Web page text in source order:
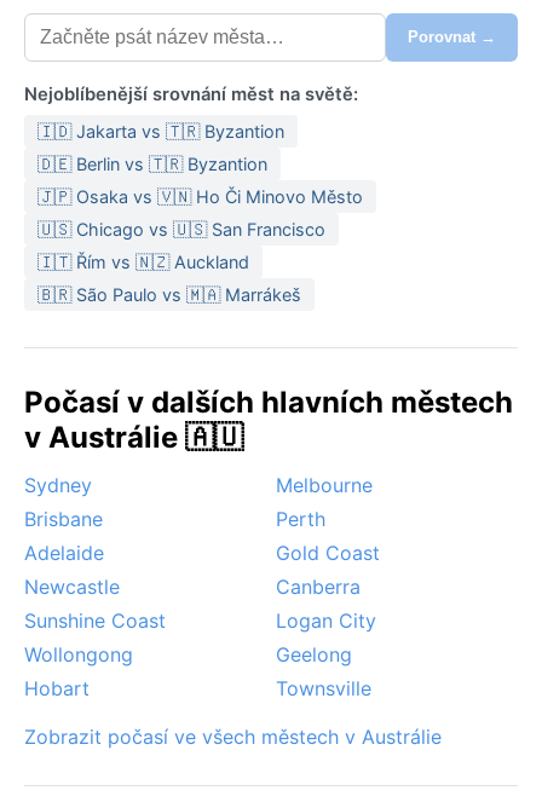
Porovnat →
Nejoblíbenější srovnání měst na světě:
🇮🇩 Jakarta vs 🇹🇷 Byzantion
🇩🇪 Berlin vs 🇹🇷 Byzantion
🇯🇵 Osaka vs 🇻🇳 Ho Či Minovo Město
🇺🇸 Chicago vs 🇺🇸 San Francisco
🇮🇹 Řím vs 🇳🇿 Auckland
🇧🇷 São Paulo vs 🇲🇦 Marrákeš
Počasí v dalších hlavních městech
v Austrálie 🇦🇺
Sydney
Melbourne
Brisbane
Perth
Adelaide
Gold Coast
Newcastle
Canberra
Sunshine Coast
Logan City
Wollongong
Geelong
Hobart
Townsville
Zobrazit počasí ve všech městech v Austrálie